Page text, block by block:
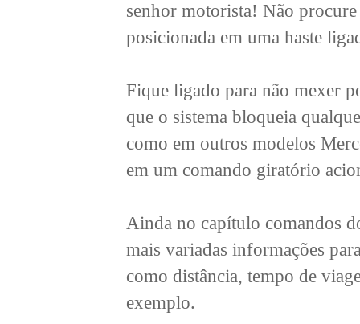
senhor motorista! Não
posicionada em uma haste
Fique ligado para não mexer
que o sistema bloqueia
como em outros modelos
em um comando giratório
Ainda no capítulo comandos
mais variadas informações
como distância, tempo de
exemplo.